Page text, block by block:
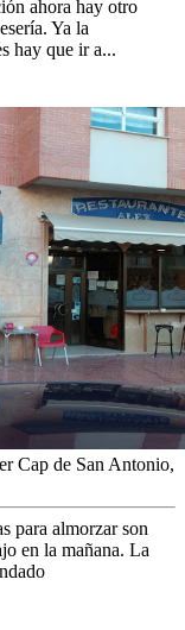
ahora hay otro
Ya la
hay que ir a...
Cap de San Antonio,
para almorzar son
en la mañana. La